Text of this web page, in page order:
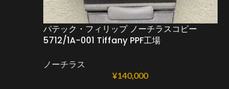
パテック・フィリップ ノーチラスコピー
5712/1A-001 Tiffany PPF工場
ノーチラス
¥140,000